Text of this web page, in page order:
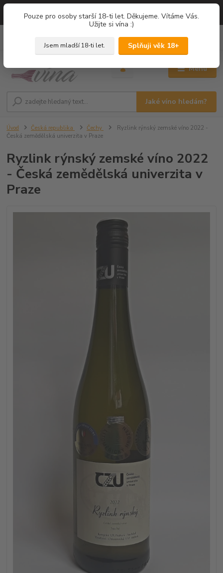
===
Pouze pro osoby starší 18-ti let. Děkujeme. Vítáme Vás.
Užijte si vína :)
Jsem mladší 18-ti let. Splňuji věk 18+
Menu
Jaké víno hledám?
0,00 Kč
Úvod Česká republika Čechy
Ryzlink rýnský zemské víno 2022 -
Česká zemědělská univerzita v Praze
Ryzlink rýnský zemské víno 2022
- Česká zemědělská univerzita v
Praze